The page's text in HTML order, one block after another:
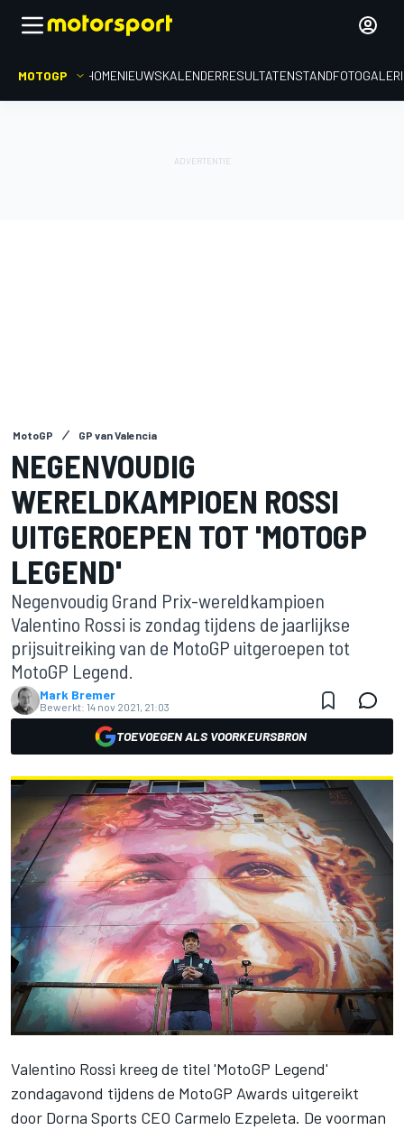
MOTOGP HOMENIEUWSKALENDERRESULTATENSTAND
MotoGP GP van Valencia
NEGENVOUDIG
WERELDKAMPIOEN ROSSI
UITGEROEPEN TOT 'MOTOGP
LEGEND'
Negenvoudig Grand Prix-wereldkampioen
Valentino Rossi is zondag tijdens de jaarlijkse
prijsuitreiking van de MotoGP uitgeroepen tot
MotoGP Legend.
Mark Bremer
Bewerkt: 14 nov 2021, 21:03
TOEVOEGEN ALS VOORKEURSBRON
Valentino Rossi kreeg de titel 'MotoGP Legend'
zondagavond tijdens de MotoGP Awards uitgereikt
door Dorna Sports CEO Carmelo Ezpeleta. De voorman